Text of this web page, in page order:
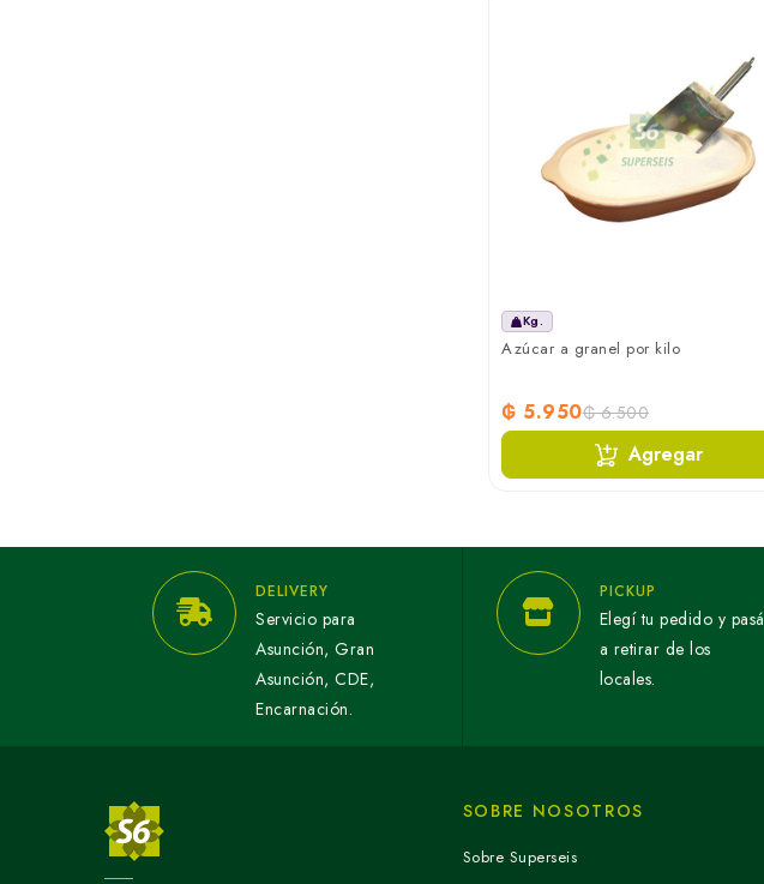
Kg.
Azúcar a granel por kilo
₲ 5.950₲ 6.500
Agregar
DELIVERY
Servicio para
Asunción, Gran
Asunción, CDE,
Encarnación.
PICKUP
Elegí tu pedido y pasá
a retirar de los
locales.
SOBRE NOSOTROS
Sobre Superseis